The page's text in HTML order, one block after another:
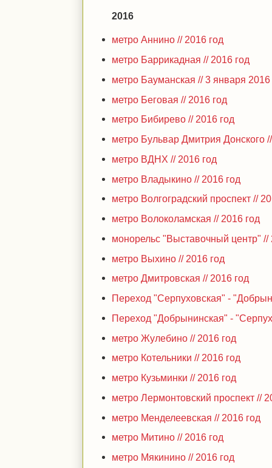
2016
метро Аннино // 2016 год
метро Баррикадная // 2016 год
метро Бауманская // 3 января 2016
метро Беговая // 2016 год
метро Бибирево // 2016 год
метро Бульвар Дмитрия Донского
метро ВДНХ // 2016 год
метро Владыкино // 2016 год
метро Волгоградский проспект //
метро Волоколамская // 2016 год
монорельс "Выставочный центр" //
метро Выхино // 2016 год
метро Дмитровская // 2016 год
Переход "Серпуховская" -
Переход "Добрынинская" -
метро Жулебино // 2016 год
метро Котельники // 2016 год
метро Кузьминки // 2016 год
метро Лермонтовский проспект //
метро Менделеевская // 2016 год
метро Митино // 2016 год
метро Мякинино // 2016 год